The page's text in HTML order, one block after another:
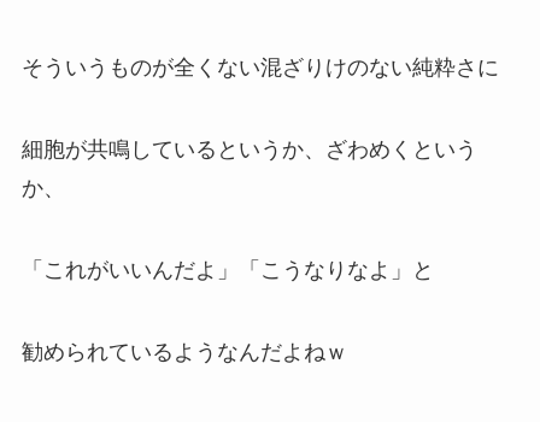
そういうものが全くない混ざりけのない純粋さに
細胞が共鳴しているというか、ざわめくという
か、
「これがいいんだよ」「こうなりなよ」と
勧められているようなんだよねｗ